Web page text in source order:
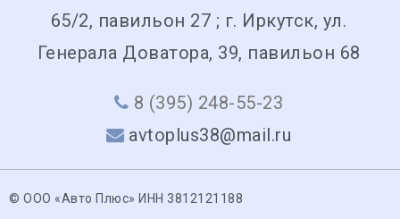
65/2, павильон 27 ; г. Иркутск, ул.
Генерала Доватора, 39, павильон 68
8 (395) 248-55-23
avtoplus38@mail.ru
© ООО «Авто Плюс» ИНН 3812121188